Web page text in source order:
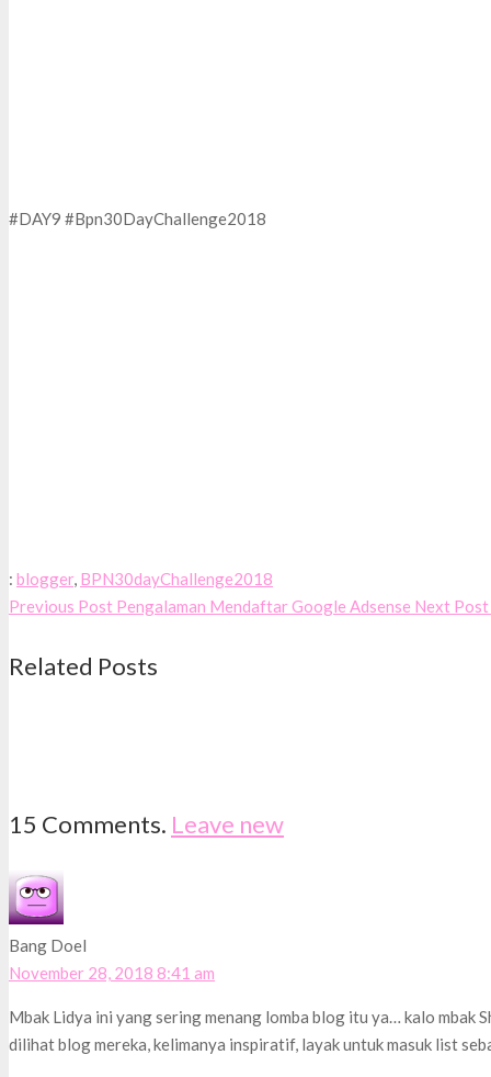
#DAY9 #Bpn30DayChallenge2018
: blogger, BPN30dayChallenge2018
Previous Post Pengalaman Mendaftar Google Adsense Next Post
Related Posts
15 Comments. Leave new
Bang Doel
November 28, 2018 8:41 am
Mbak Lidya ini yang sering menang lomba blog itu ya… kalo mbak
dilihat blog mereka, kelimanya inspiratif, layak untuk masuk list